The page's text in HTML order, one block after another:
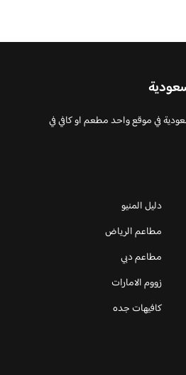
في موقع واحد مطعم او كافي في
دليل المنيو
مطاعم الرياض
مطاعم دبي
زووم الامارات
كافيهات جده